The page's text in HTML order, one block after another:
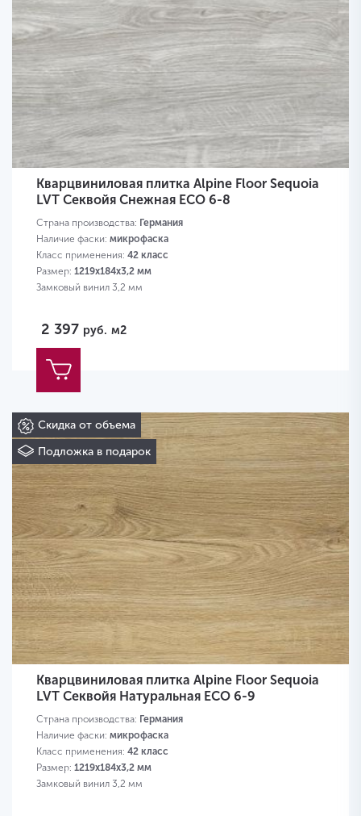
Кварцвиниловая плитка Alpine Floor Sequoia
LVT Секвойя Снежная ЕСО 6-8
Страна производства: Германия
Наличие фаски: микрофаска
Класс применения: 42 класс
Размер: 1219х184х3,2 мм
Замковый винил 3,2 мм
2 397 руб. м2
Скидка от объема
Подложка в подарок
Кварцвиниловая плитка Alpine Floor Sequoia
LVT Секвойя Натуральная ECO 6-9
Страна производства: Германия
Наличие фаски: микрофаска
Класс применения: 42 класс
Размер: 1219х184х3,2 мм
Замковый винил 3,2 мм